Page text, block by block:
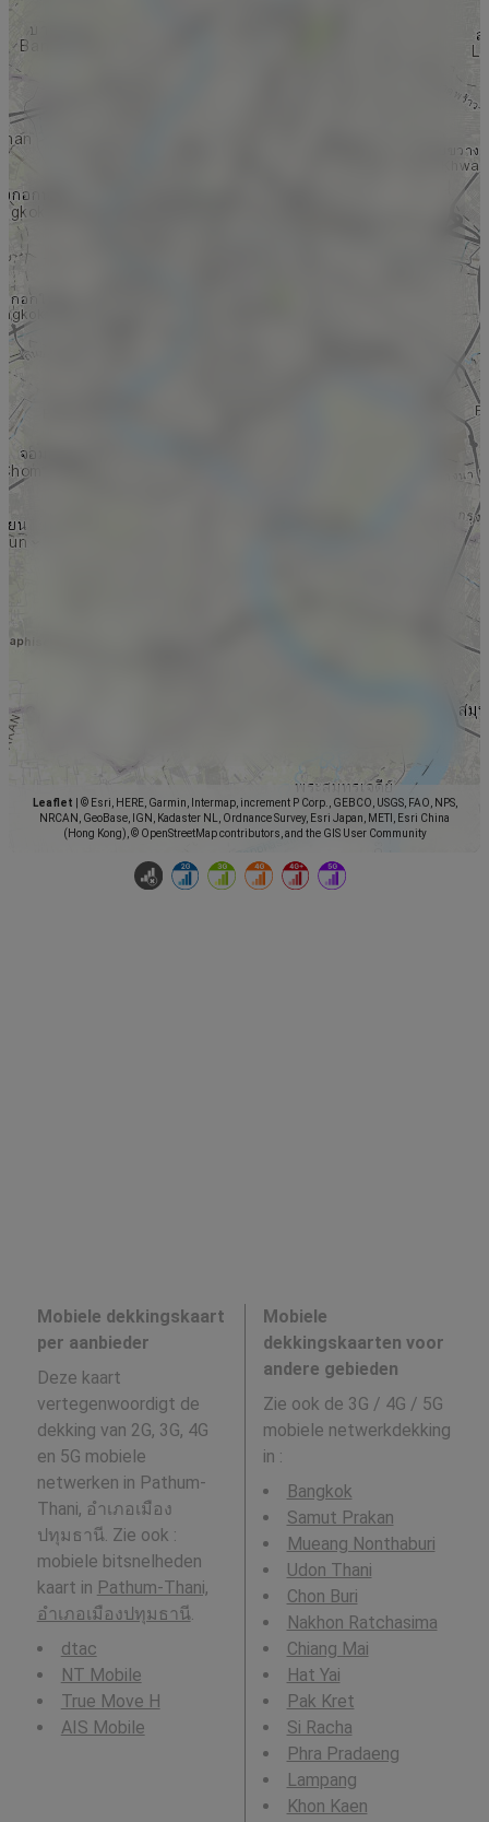
Leaflet
© Esri, HERE, Garmin, Intermap, increment P Corp., GEBCO, USGS, FAO, NPS,
NRCAN, GeoBase, IGN, Kadaster NL, Ordnance Survey, Esri Japan, METI, Esri China
(Hong Kong), © OpenStreetMap contributors, and the GIS User Community
Mobiele dekkingskaart
per aanbieder
Deze kaart
vertegenwoordigt de
dekking van 2G, 3G, 4G
en 5G mobiele
netwerken in Pathum-
Thani, อำเภอเมือง
ปทุมธานี. Zie ook :
mobiele bitsnelheden
kaart in Pathum-Thani,
อำเภอเมืองปทุมธานี.
dtac
NT Mobile
True Move H
AIS Mobile
Mobiele
dekkingskaarten voor
andere gebieden
Zie ook de 3G / 4G / 5G
mobiele netwerkdekking
in :
Bangkok
Samut Prakan
Mueang Nonthaburi
Udon Thani
Chon Buri
Nakhon Ratchasima
Chiang Mai
Hat Yai
Pak Kret
Si Racha
Phra Pradaeng
Lampang
Khon Kaen